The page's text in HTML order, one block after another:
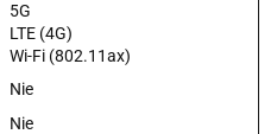
5G
LTE (4G)
Wi-Fi (802.11ax)
Nie
Nie